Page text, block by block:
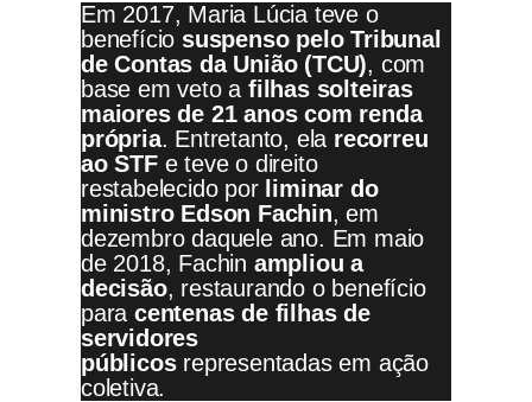
Em 2017, Maria Lúcia teve o
benefício suspenso pelo Tribunal
de Contas da União (TCU), com
base em veto afilhas solteiras
maiores de 21 anos com renda
própria. Entretanto, ela recorreu
ao STFe teve o direito
restabelecido por liminar do
ministro Edson Fachin, em
dezembro daquele ano. Em maio
de 2018, Fachin ampliou a
decisão, restaurando o benefício
para centenas de filhas de
servidores
públicosrepresentadas em ação
coletiva.